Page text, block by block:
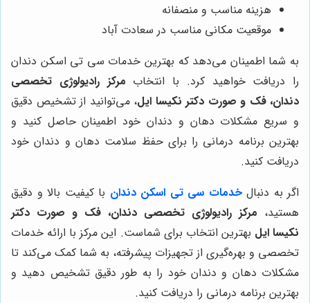
هزینه مناسب و منصفانه
موقعیت مکانی مناسب در سعادت آباد
به شما اطمینان می‌دهد که بهترین خدمات سی تی اسکن دندان
را دریافت خواهید کرد. با انتخاب مرکز رادیولوژی تخصصی
دندان، فک و صورت دکتر نکیسا ایل، می‌توانید از تشخیص دقیق
و سریع مشکلات دهان و دندان خود اطمینان حاصل کنید و
بهترین برنامه درمانی را برای حفظ سلامت دهان و دندان خود
دریافت کنید.
اگر به دنبالخدمات سی تی اسکن دندان با کیفیت بالا و دقیق
هستید، مرکز رادیولوژی تخصصی دندان، فک و صورت دکتر
نکیسا ایل بهترین انتخاب برای شماست. این مرکز با ارائه خدمات
تخصصی و بهره‌گیری از تجهیزات پیشرفته، به شما کمک می‌کند تا
مشکلات دهان و دندان خود را به طور دقیق تشخیص دهید و
بهترین برنامه درمانی را دریافت کنید.